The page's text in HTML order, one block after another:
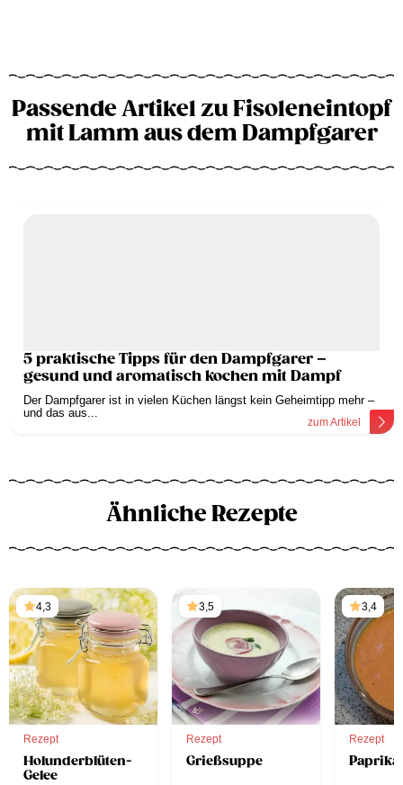
Passende Artikel zu Fisoleneintopf
mit Lamm aus dem Dampfgarer
5 praktische Tipps für den Dampfgarer –
gesund und aromatisch kochen mit Dampf
Der Dampfgarer ist in vielen Küchen längst kein Geheimtipp mehr –
und das aus...
zum Artikel
Ähnliche Rezepte
4,3
Rezept
Holunderblüten-
Gelee
3,5
Rezept
Grießsuppe
3,4
Rezept